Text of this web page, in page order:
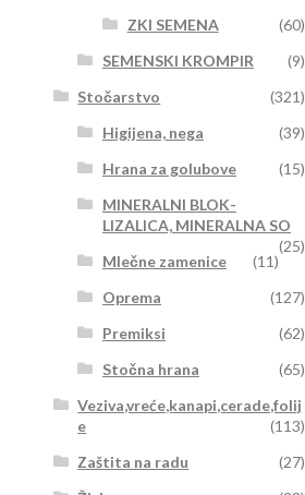
ZKI SEMENA
(60)
SEMENSKI KROMPIR
(9)
Stočarstvo
(321)
Higijena, nega
(39)
Hrana za golubove
(15)
MINERALNI BLOK-
LIZALICA, MINERALNA SO
(25)
Mlečne zamenice
(11)
Oprema
(127)
Premiksi
(62)
Stočna hrana
(65)
Veziva,vreće,kanapi,cerade,folij
e
(113)
Zaštita na radu
(27)